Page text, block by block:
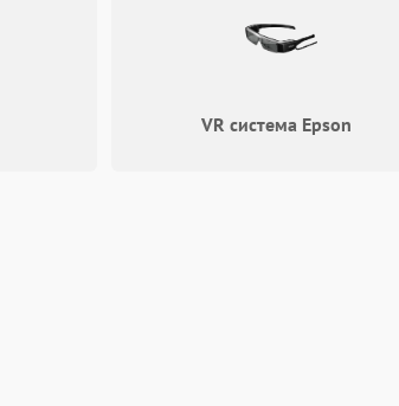
VR система Epson